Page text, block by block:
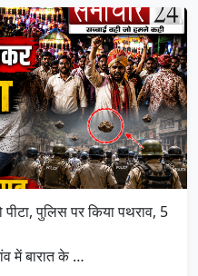
पीटा, पुलिस पर किया पथराव, 5
में बारात के …